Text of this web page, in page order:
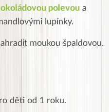
polevou a
lupínky.
moukou špaldovou.
děti od 1 roku.